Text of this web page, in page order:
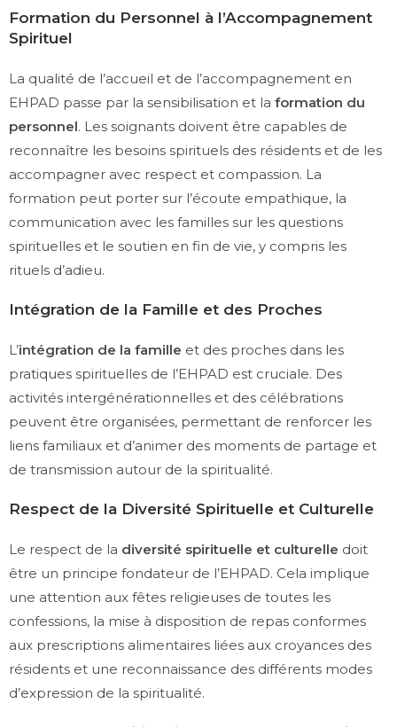
Formation du Personnel à l’Accompagnement
Spirituel
La qualité de l’accueil et de l’accompagnement en
EHPAD passe par la sensibilisation et la formation du
personnel. Les soignants doivent être capables de
reconnaître les besoins spirituels des résidents et de les
accompagner avec respect et compassion. La
formation peut porter sur l’écoute empathique, la
communication avec les familles sur les questions
spirituelles et le soutien en fin de vie, y compris les
rituels d’adieu.
Intégration de la Famille et des Proches
L’intégration de la famille et des proches dans les
pratiques spirituelles de l’EHPAD est cruciale. Des
activités intergénérationnelles et des célébrations
peuvent être organisées, permettant de renforcer les
liens familiaux et d’animer des moments de partage et
de transmission autour de la spiritualité.
Respect de la Diversité Spirituelle et Culturelle
Le respect de la diversité spirituelle et culturelle doit
être un principe fondateur de l’EHPAD. Cela implique
une attention aux fêtes religieuses de toutes les
confessions, la mise à disposition de repas conformes
aux prescriptions alimentaires liées aux croyances des
résidents et une reconnaissance des différents modes
d’expression de la spiritualité.